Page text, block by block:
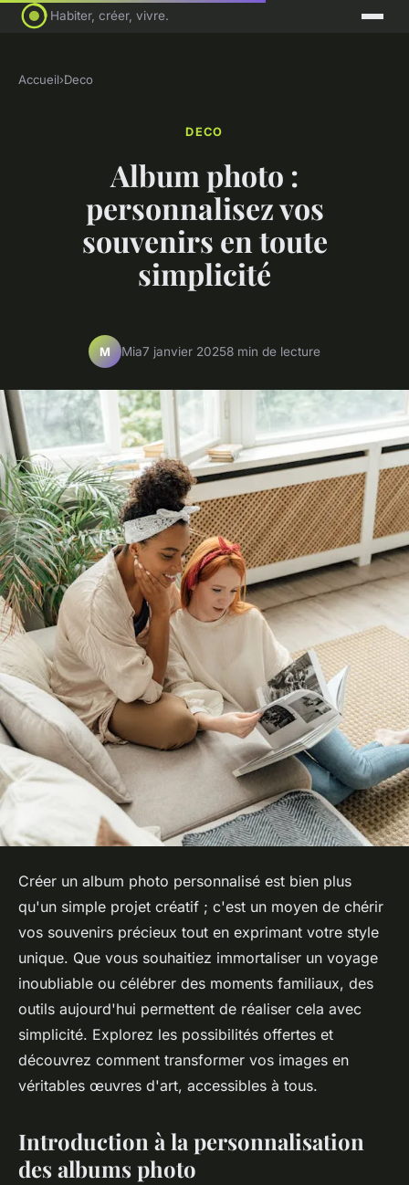
Habiter, créer, vivre.
Accueil›Deco
DECO
Album photo :
personnalisez vos
souvenirs en toute
simplicité
M Mia7 janvier 20258 min de lecture
Créer un album photo personnalisé est bien plus
qu'un simple projet créatif ; c'est un moyen de chérir
vos souvenirs précieux tout en exprimant votre style
unique. Que vous souhaitiez immortaliser un voyage
inoubliable ou célébrer des moments familiaux, des
outils aujourd'hui permettent de réaliser cela avec
simplicité. Explorez les possibilités offertes et
découvrez comment transformer vos images en
véritables œuvres d'art, accessibles à tous.
Introduction à la personnalisation
des albums photo